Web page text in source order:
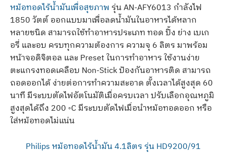
หม้อทอดไร้น้ำมันเพื่อสุขภาพรุ่น AN-AFY6013 กำลังไฟ
1850 วัตต์ ออกแบบมาเพื่อลดน้ำมันในอาหารได้หลาก
หลายชนิด สามารถใช้ทำอาหารประเภท ทอด ปิ้ง ย่าง เบเก
อรี่ และอบ ครบทุกความต้องการ ความจุ 6 ลิตร มาพร้อม
หน้าจอดิจิตอล และ Preset ในการทำอาหาร ใช้งานง่าย
ตะแกรงทอดเคลือบ Non-Stick ป้องกันอาหารติด สามารถ
ถอดออกได้ ง่ายต่อการทำความสะอาด ตั้งเวลาได้สูงสุด 60
นาที มีระบบตัดไฟอัตโนมัติเมื่อครบเวลา ปรับเลือกอุณหภูมิ
สูงสุดได้ถึง 200 ◦C มีระบบตัดไฟเมื่อนำหม้อทอดออก หรือ
ใส่หม้อทอดไม่แน่น
Philips หม้อทอดไร้น้ำมัน 4.1ลิตร รุ่น HD9200/91